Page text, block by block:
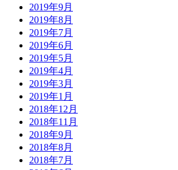
2019年9月
2019年8月
2019年7月
2019年6月
2019年5月
2019年4月
2019年3月
2019年1月
2018年12月
2018年11月
2018年9月
2018年8月
2018年7月